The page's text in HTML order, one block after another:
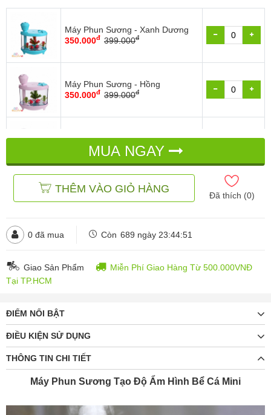
Máy Phun Sương - Xanh Dương
350.000đ 399.000đ
Máy Phun Sương - Hồng
350.000đ 399.000đ
Máy Phun Sương - Trắng
350.000đ 399.000 đ
Máy Phun Sương - Xanh Ngọc
350.000đ 399.000đ
MUA NGAY
THÊM VÀO GIỎ HÀNG
Đã thích (0)
0 đã mua Còn 689 ngày 23:44:49
Giao Sản Phẩm
Miễn Phí Giao Hàng Từ 500.000VNĐ
Tại TP.HCM
ĐIỂM NỔI BẬT
ĐIỀU KIỆN SỬ DỤNG
THÔNG TIN CHI TIẾT
Máy Phun Sương Tạo Độ Ẩm Hình Bể Cá Mini